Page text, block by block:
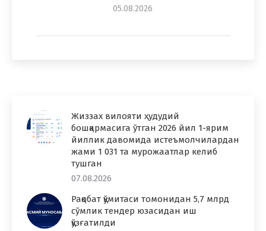
05.08.2026
Жиззах вилояти ҳудудий
бошқармасига ўтган 2026 йил 1-ярим
йиллик давомида истеъмолчилардан
жами 1 031 та мурожаатлар келиб
тушган
07.08.2026
Рақобат қўмитаси томонидан 5,7 млрд
сўмлик тендер юзасидан иш
қўзғатилди